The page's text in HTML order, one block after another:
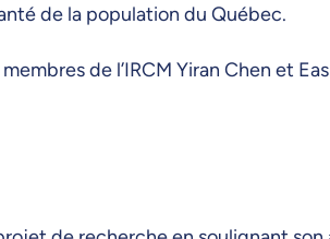
de la population du Québec.
de l’IRCM Yiran Chen et